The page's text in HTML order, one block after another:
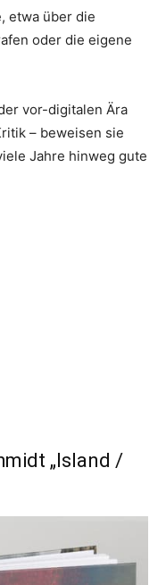
etwa über die
oder die eigene
vor-digitalen Ära
– beweisen sie
Jahre hinweg gute
„Island /